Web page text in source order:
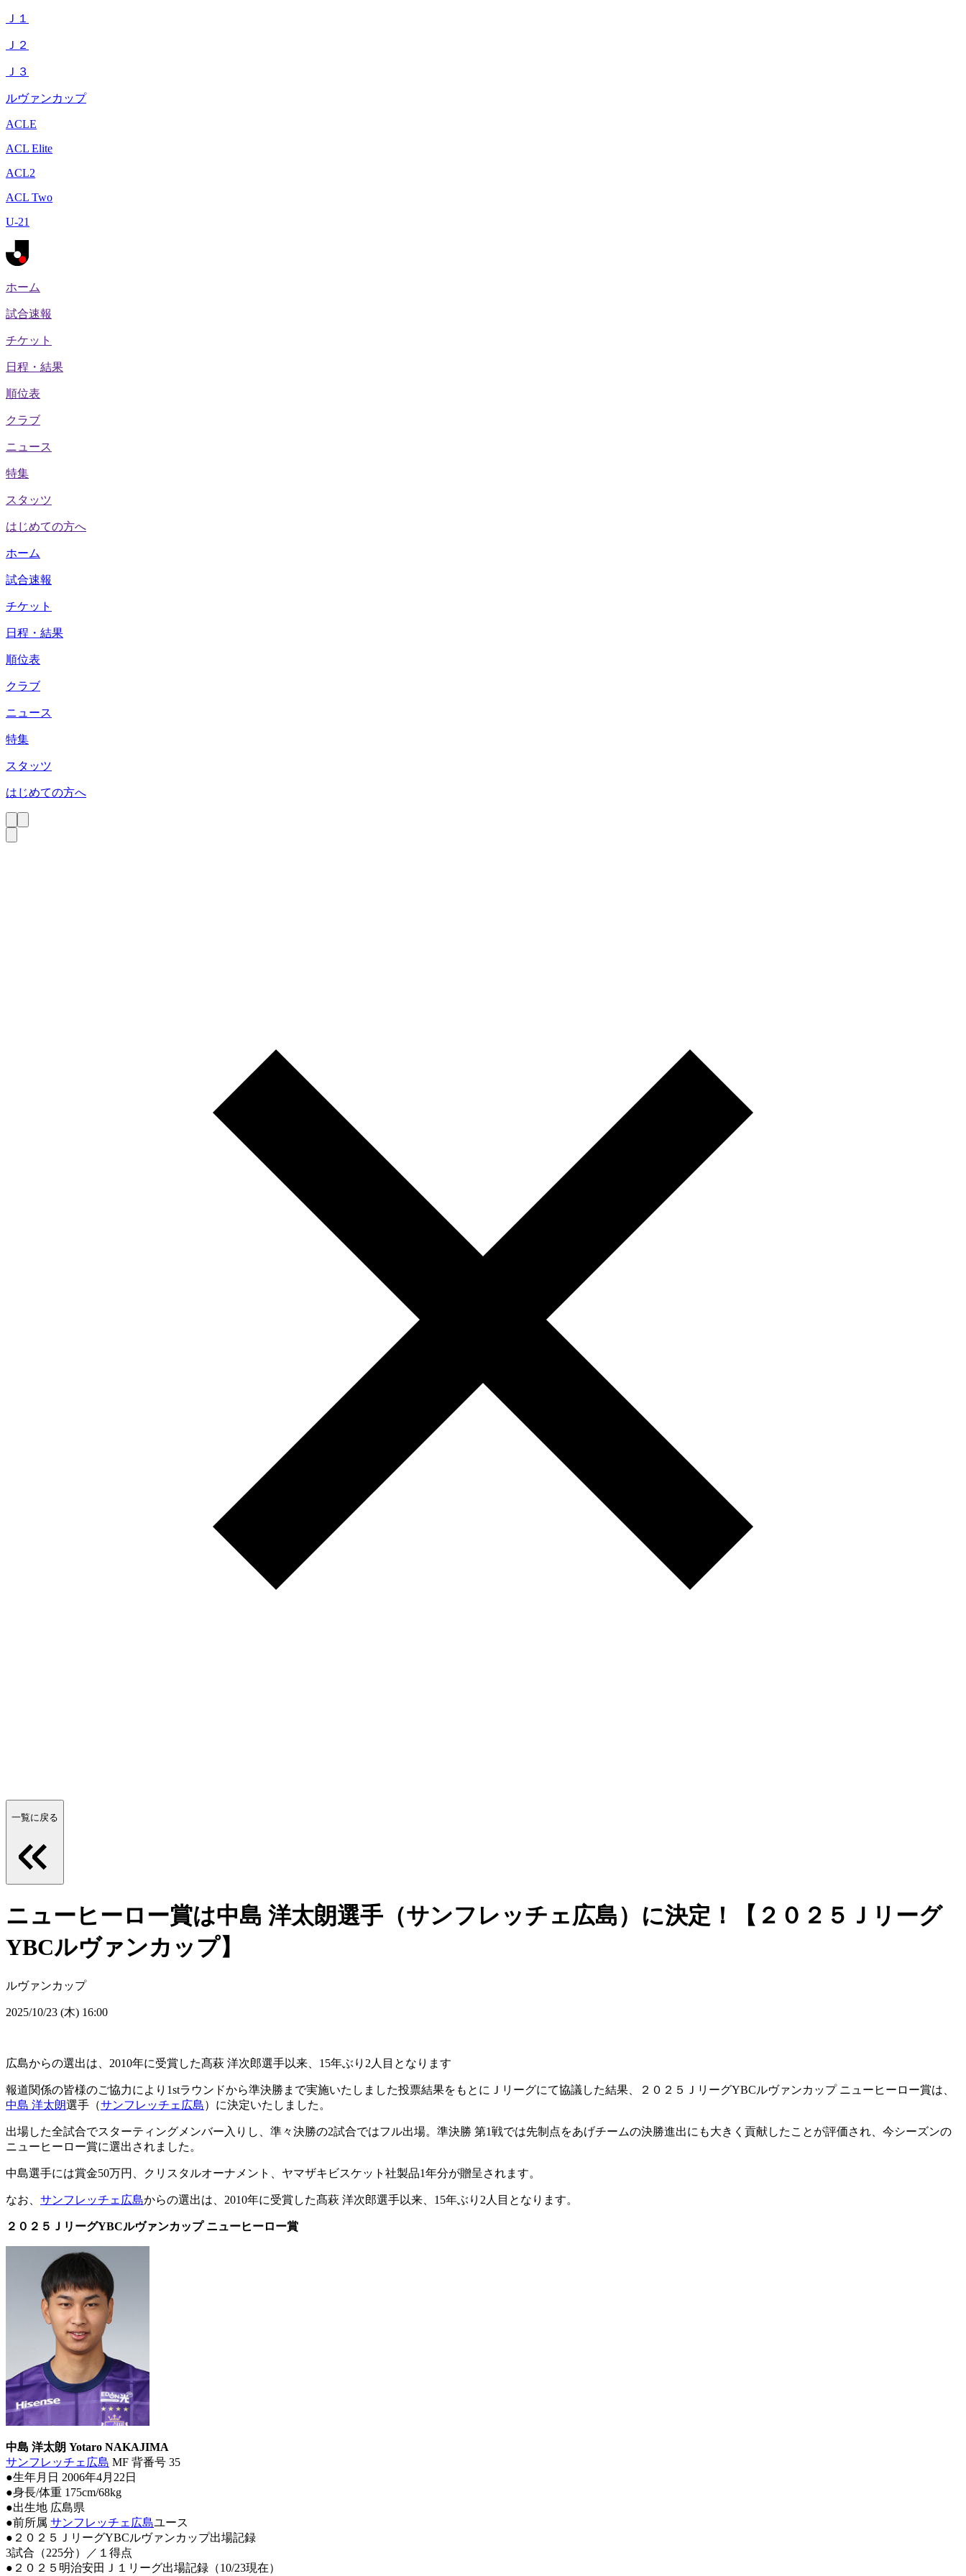
Ｊ１
Ｊ２
Ｊ３
ルヴァンカップ
ACLE
ACL Elite
ACL2
ACL Two
U-21
ホーム
試合速報
チケット
日程・結果
順位表
クラブ
ニュース
特集
スタッツ
はじめての方へ
ホーム
試合速報
チケット
日程・結果
順位表
クラブ
ニュース
特集
スタッツ
はじめての方へ
一覧に戻る
ニューヒーロー賞は中島 洋太朗選手（サンフレッチェ広島）に決定！【２０２５Ｊリーグ
YBCルヴァンカップ】
ルヴァンカップ
2025/10/23 (木) 16:00
広島からの選出は、2010年に受賞した髙萩 洋次郎選手以来、15年ぶり2人目となります
報道関係の皆様のご協力により1stラウンドから準決勝まで実施いたしました投票結果をもとにＪリーグにて協議した結果、２０２５ＪリーグYBCルヴァンカップ ニューヒーロー賞は、
中島 洋太朗選手（サンフレッチェ広島）に決定いたしました。
出場した全試合でスターティングメンバー入りし、準々決勝の2試合ではフル出場。準決勝 第1戦では先制点をあげチームの決勝進出にも大きく貢献したことが評価され、今シーズンの
ニューヒーロー賞に選出されました。
中島選手には賞金50万円、クリスタルオーナメント、ヤマザキビスケット社製品1年分が贈呈されます。
なお、 サンフレッチェ広島からの選出は、2010年に受賞した髙萩 洋次郎選手以来、15年ぶり2人目となります。
２０２５ＪリーグYBCルヴァンカップ ニューヒーロー賞
中島 洋太朗 Yotaro NAKAJIMA
サンフレッチェ広島 MF 背番号 35
●生年月日 2006年4月22日
●身長/体重 175cm/68kg
●出生地 広島県
●前所属 サンフレッチェ広島ユース
●２０２５ＪリーグYBCルヴァンカップ出場記録
3試合（225分）／１得点
●２０２５明治安田Ｊ１リーグ出場記録（10/23現在）